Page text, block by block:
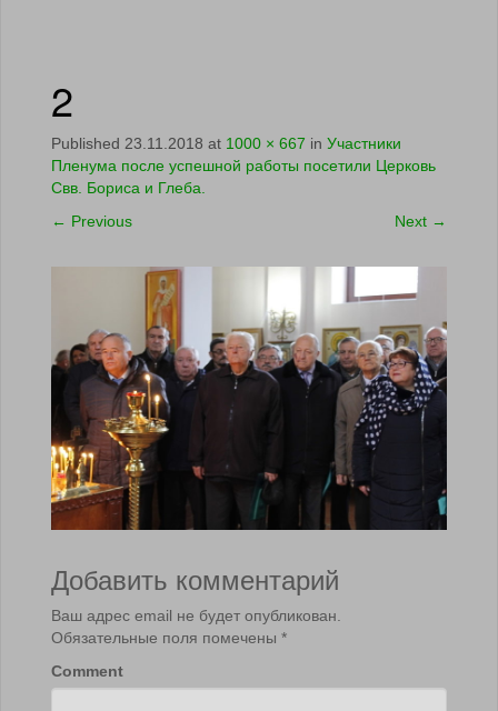
2
Published 23.11.2018 at 1000 × 667 in Участники
Пленума после успешной работы посетили Церковь
Свв. Бориса и Глеба.
← Previous Next →
Добавить комментарий
Ваш адрес email не будет опубликован.
Обязательные поля помечены *
Comment